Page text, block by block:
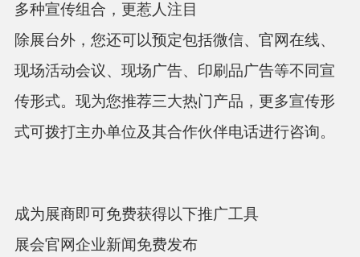
多种宣传组合，更惹人注目
除展台外，您还可以预定包括微信、官网在线、
现场活动会议、现场广告、印刷品广告等不同宣
传形式。现为您推荐三大热门产品，更多宣传形
式可拨打主办单位及其合作伙伴电话进行咨询。
成为展商即可免费获得以下推广工具
展会官网企业新闻免费发布